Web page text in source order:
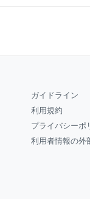
ガイドライン
利用規約
プライバシーポ
利用者情報の外